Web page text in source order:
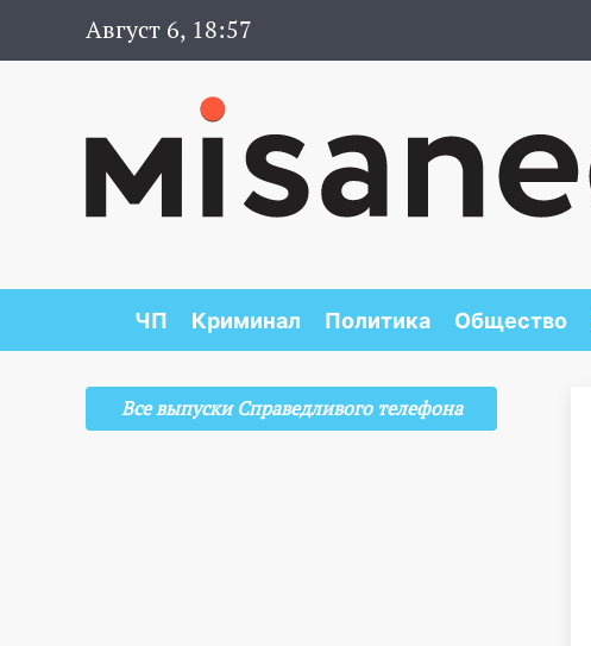
Август 6, 18:57
ЧП Криминал Политика Общество
Все выпуски Справедливого телефона